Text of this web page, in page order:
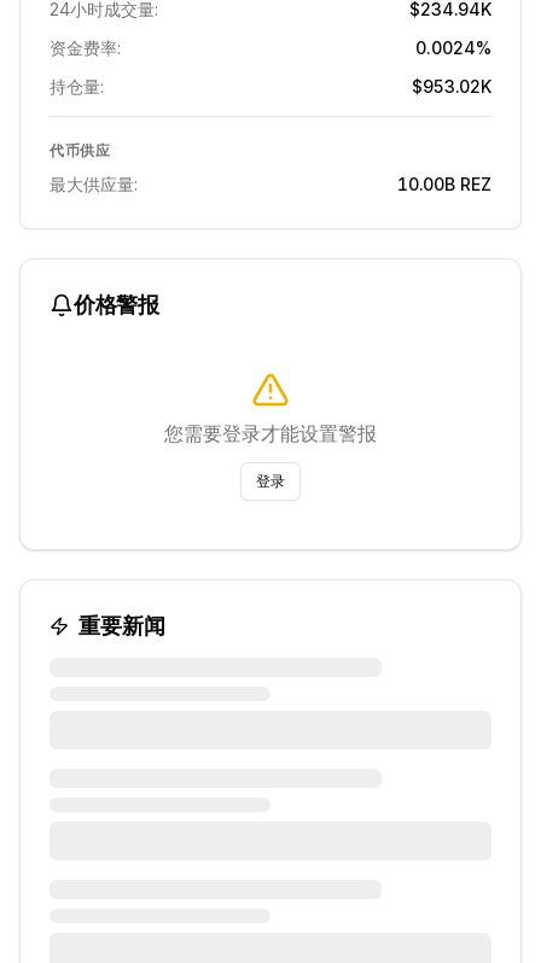
24小时成交量:
$234.94K
资金费率:
0.0024%
持仓量:
$953.02K
代币供应
最大供应量: 10.00B REZ
价格警报
您需要登录才能设置警报
登录
重要新闻